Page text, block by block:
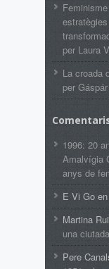
per Laura
La croada
per
1996: 20
Amalvígia
anys de
E Vi Go en
Martina
una
Pere